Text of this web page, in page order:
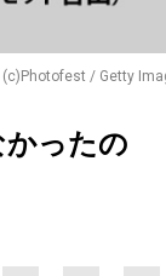
(c)Photofest / Getty
かったの